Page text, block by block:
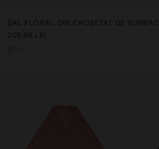
ȘAL FLORAL DIN CROȘETAT DE BUMBAC
209.90 LEI